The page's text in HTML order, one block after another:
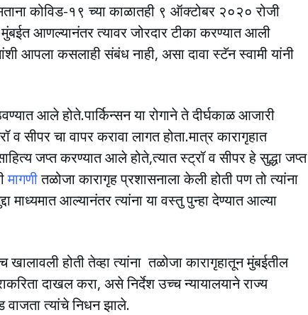
कोविड-१९ च्या काळातही ९ ऑक्टोबर २०२० रोजी
आणल्यानंतर त्यावर जोरदार टीका करण्यात आली
आपला कसलाही संबंध नाही, असा दावा स्टॅन स्वामी यांनी
आले होते.पार्किन्सन या रोगाने ते दीर्घकाळ आजारी
व सीपर चा वापर करावा लागत होता.मात्र कारागृहात
जप्त करण्यात आले होते,त्यात स्ट्रॉ व सीपर हे सुद्धा जप्त
मागणीतळोजा कारागृह प्रशासनाला केली होती पण तो त्यांना
माध्यमात आल्यानंतर त्यांना या वस्तु पुन्हा देण्यात आल्या
खालावली होती तेव्हा त्यांना तळोजा कारागृहातून मुंबईतील
दाखल करा, असे निर्देश उच्च न्यायालयाने राज्य
वाजता त्यांचे निधन झाले.